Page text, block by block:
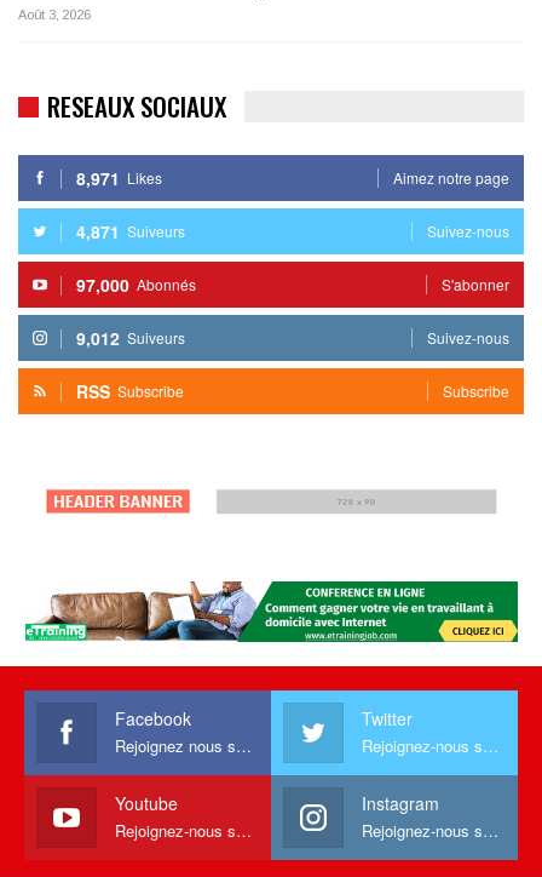
Août 3, 2026
RESEAUX SOCIAUX
8,971 Likes Aimez notre page
4,871 Suiveurs Suivez-nous
97,000 Abonnés S'abonner
9,012 Suiveurs Suivez-nous
RSS Subscribe Subscribe
Facebook
Rejoignez nous sur facebook
Twitter
Rejoignez-nous sur Twitter
Youtube
Rejoignez-nous sur Youtube
Instagram
Rejoignez-nous sur Instagram